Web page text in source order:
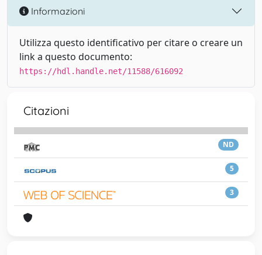
Informazioni
Utilizza questo identificativo per citare o creare un
link a questo documento:
https://hdl.handle.net/11588/616092
Citazioni
ND
5
3